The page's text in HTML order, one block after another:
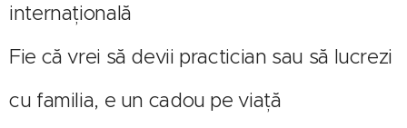
internațională
Fie că vrei să devii practician sau să lucrezi
cu familia, e un cadou pe viață